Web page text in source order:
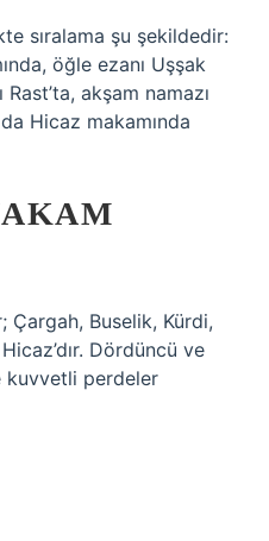
sıralama şu şekildedir:
öğle ezanı Uşşak
akşam namazı
Hicaz makamında
Çargah, Buselik, Kürdi,
Dördüncü ve
kuvvetli perdeler